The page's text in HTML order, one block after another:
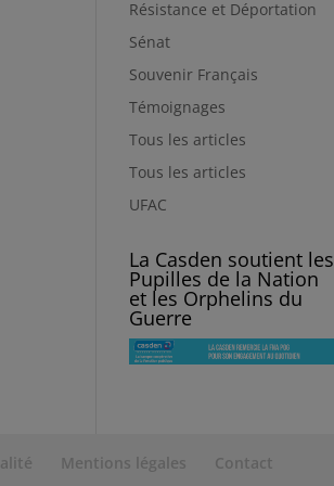
Résistance et Déportation
Sénat
Souvenir Français
Témoignages
Tous les articles
Tous les articles
UFAC
La Casden soutient les
Pupilles de la Nation
et les Orphelins du
Guerre
Mentions légales Contact